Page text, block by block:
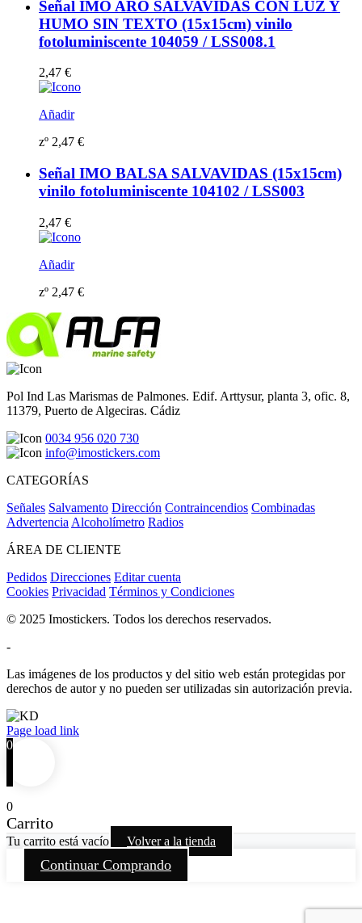
Señal IMO ARO SALVAVIDAS CON LUZ Y
HUMO SIN TEXTO (15x15cm) vinilo
fotoluminiscente 104059 / LSS008.1
2,47 €
Añadir
zº 2,47 €
Señal IMO BALSA SALVAVIDAS (15x15cm)
vinilo fotoluminiscente 104102 / LSS003
2,47 €
Añadir
zº 2,47 €
Pol Ind Las Marismas de Palmones. Edif. Arttysur, planta 3, ofic. 8,
11379, Puerto de Algeciras. Cádiz
0034 956 020 730
info@imostickers.com
CATEGORÍAS
Señales Salvamento Dirección Contraincendios Combinadas
Advertencia Alcoholímetro Radios
ÁREA DE CLIENTE
Pedidos Direcciones Editar cuenta
Cookies Privacidad Términos y Condiciones
© 2025 Imostickers. Todos los derechos reservados.
-
Las imágenes de los productos y del sitio web están protegidas por
derechos de autor y no pueden ser utilizadas sin autorización previa.
Facebook
Twitter
Instagram
Pinterest
Page load link
0
0
Carrito
Tu carrito está vacío Volver a la tienda
Continuar Comprando